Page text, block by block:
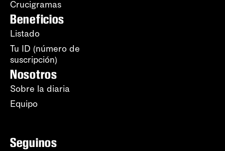
Crucigramas
Beneficios
Listado
Tu ID (número de
suscripción)
Nosotros
Sobre la diaria
Equipo
Seguinos